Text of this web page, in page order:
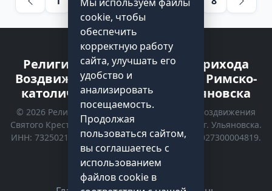
Религиозная организация прихода
Воздвижения Святого Креста Римско-
католической Церкви г. Ульяновска
© 2026 Религиозная организация прихода Воздвижения
Святого Креста Римско-католической Церкви г. Ульяновска.
ИНН: 7325021535 | КПП: 732501001 | ОГРН: 1027300004819.
Все права защищены.
Политика конфиденциальности
cookie, чтобы
обеспечить
корректную работу
сайта, улучшать его
удобство и
анализировать
посещаемость.
Продолжая
пользоваться сайтом,
вы соглашаетесь с
использованием
файлов cookie в